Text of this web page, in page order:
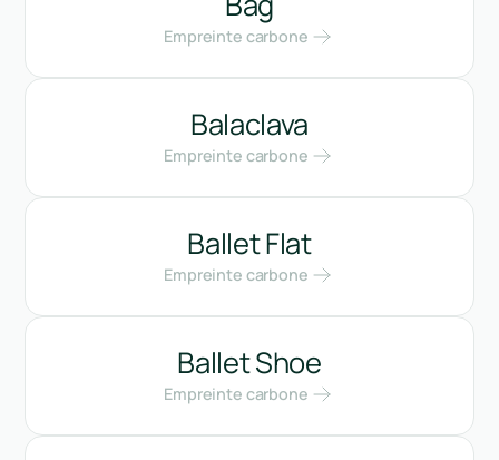
Empreinte carbone
Balaclava
Empreinte carbone
Ballet Flat
Empreinte carbone
Ballet Shoe
Empreinte carbone